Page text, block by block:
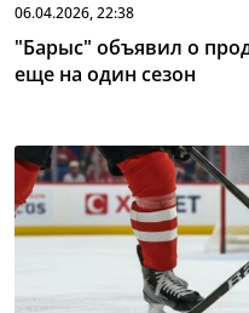
06.04.2026, 22:38
"Барыс" объявил о
еще на один сезон